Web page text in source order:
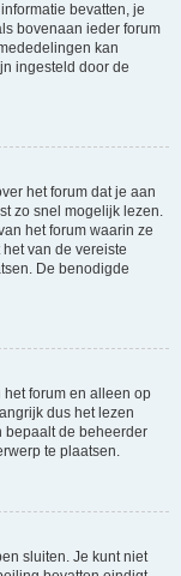
bevatten, je
bovenaan ieder forum
kan
ingesteld door de
het forum dat je aan
zo snel mogelijk lezen.
het forum waarin ze
van de vereiste
De benodigde
forum en alleen op
dus het lezen
bepaalt de beheerder
te plaatsen.
sluiten. Je kunt niet